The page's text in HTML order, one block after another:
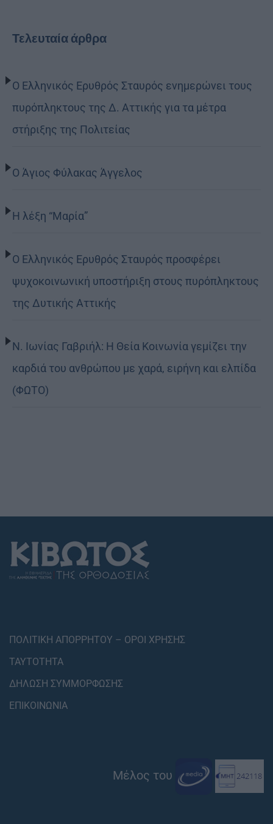
Τελευταία άρθρα
Ο Ελληνικός Ερυθρός Σταυρός ενημερώνει τους
πυρόπληκτους της Δ. Αττικής για τα μέτρα
στήριξης της Πολιτείας
Ο Άγιος Φύλακας Άγγελος
Η λέξη “Μαρία”
Ο Ελληνικός Ερυθρός Σταυρός προσφέρει
ψυχοκοινωνική υποστήριξη στους πυρόπληκτους
της Δυτικής Αττικής
Ν. Ιωνίας Γαβριήλ: Η Θεία Κοινωνία γεμίζει την
καρδιά του ανθρώπου με χαρά, ειρήνη και ελπίδα
(ΦΩΤΟ)
ΠΟΛΙΤΙΚΗ ΑΠΟΡΡΗΤΟΥ – ΟΡΟΙ ΧΡΗΣΗΣ
ΤΑΥΤΟΤΗΤΑ
ΔΗΛΩΣΗ ΣΥΜΜΟΡΦΩΣΗΣ
ΕΠΙΚΟΙΝΩΝΙΑ
Μέλος του